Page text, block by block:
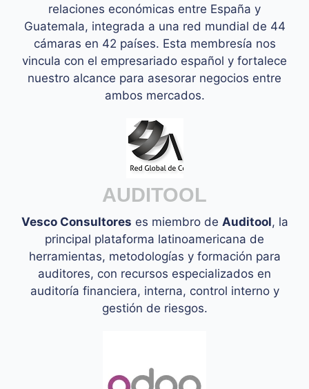
relaciones económicas entre España y
Guatemala, integrada a una red mundial de 44
cámaras en 42 países. Esta membresía nos
vincula con el empresariado español y fortalece
nuestro alcance para asesorar negocios entre
ambos mercados.
AUDITOOL
Vesco Consultores es miembro de Auditool, la
principal plataforma latinoamericana de
herramientas, metodologías y formación para
auditores, con recursos especializados en
auditoría financiera, interna, control interno y
gestión de riesgos.